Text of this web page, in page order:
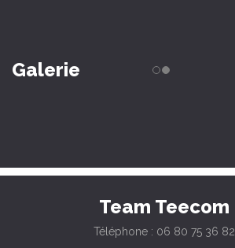
Galerie
Team Teecom
Téléphone : 06 80 75 36 82